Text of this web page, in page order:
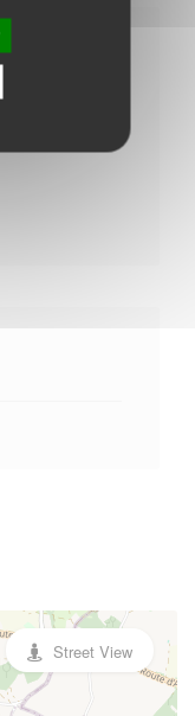
Street View